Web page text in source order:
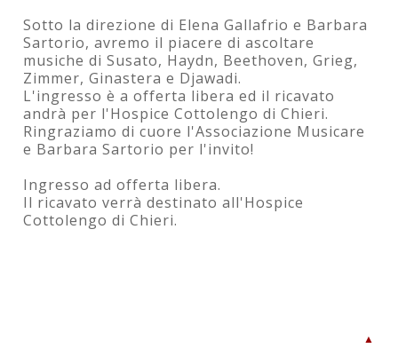
Sotto la direzione di Elena Gallafrio e Barbara
Sartorio, avremo il piacere di ascoltare
musiche di Susato, Haydn, Beethoven, Grieg,
Zimmer, Ginastera e Djawadi.
L'ingresso è a offerta libera ed il ricavato
andrà per l'Hospice Cottolengo di Chieri.
Ringraziamo di cuore l'Associazione Musicare
e Barbara Sartorio per l'invito!
Ingresso ad offerta libera.
Il ricavato verrà destinato all'Hospice
Cottolengo di Chieri.
▲